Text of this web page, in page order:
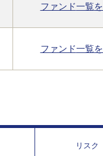
ファンド一覧
ファンド一覧
リスク